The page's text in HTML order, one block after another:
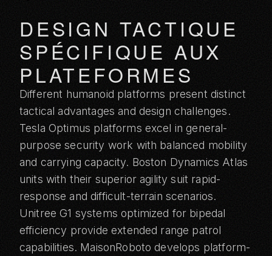
DESIGN TACTIQUE
SPÉCIFIQUE AUX
PLATEFORMES
Different humanoid platforms present distinct
tactical advantages and design challenges.
Tesla Optimus platforms excel in general-
purpose security work with balanced mobility
and carrying capacity. Boston Dynamics Atlas
units with their superior agility suit rapid-
response and difficult-terrain scenarios.
Unitree G1 systems optimized for bipedal
efficiency provide extended range patrol
capabilities. MaisonRoboto develops platform-